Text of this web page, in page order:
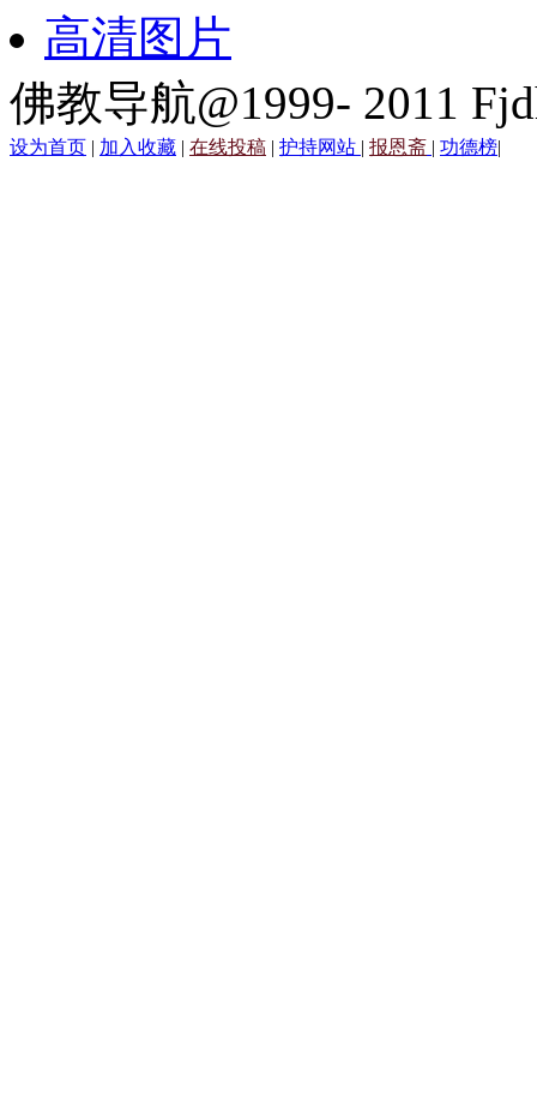
高清图片
佛教导航@1999- 2011
设为首页 | 加入收藏 | 在线投稿 | 护持网站 | 报恩斋 | 功德榜|